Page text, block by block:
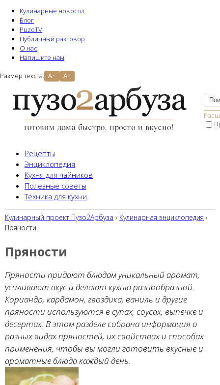
Кулинарные новости
Блог
PuzoTV
Публичный разговор
О нас
Напишите нам
Размер текста: A− A+
В
Рецепты
Энциклопедия
Кухня для чайников
Полезные советы
Техника для кухни
Кулинарный проект Пузо2Aрбуза › Кулинарная энциклопедия ›
Пряности
Пряности
Пряности придают блюдам уникальный аромат,
усиливают вкус и делают кухню разнообразной.
Кориандр, кардамон, гвоздика, ваниль и другие
пряности используются в супах, соусах, выпечке и
десертах. В этом разделе собрана информация о
разных видах пряностей, их свойствах и способах
применения, чтобы вы могли готовить вкусные и
ароматные блюда каждый день.